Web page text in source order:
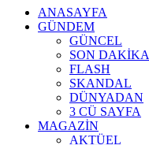
ANASAYFA
GÜNDEM
GÜNCEL
SON DAKİKA
FLASH
SKANDAL
DÜNYADAN
3 CÜ SAYFA
MAGAZİN
AKTÜEL